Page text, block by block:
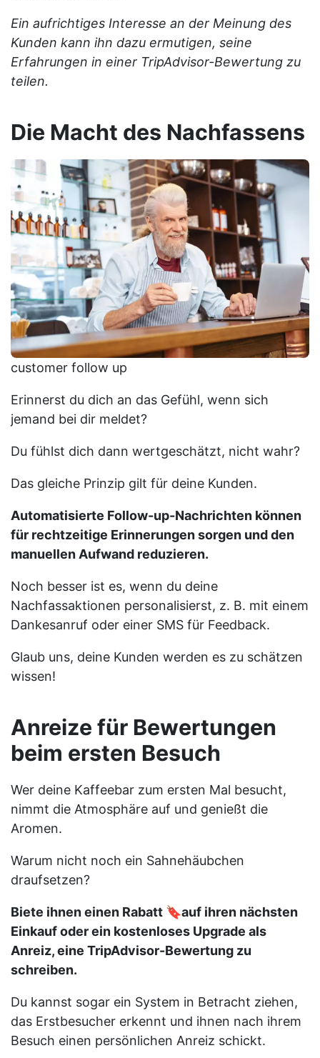
Ein aufrichtiges Interesse an der Meinung des
Kunden kann ihn dazu ermutigen, seine
Erfahrungen in einer TripAdvisor-Bewertung zu
teilen.
Die Macht des Nachfassens
customer follow up
Erinnerst du dich an das Gefühl, wenn sich
jemand bei dir meldet?
Du fühlst dich dann wertgeschätzt, nicht wahr?
Das gleiche Prinzip gilt für deine Kunden.
Automatisierte Follow-up-Nachrichten können
für rechtzeitige Erinnerungen sorgen und den
manuellen Aufwand reduzieren.
Noch besser ist es, wenn du deine
Nachfassaktionen personalisierst, z. B. mit einem
Dankesanruf oder einer SMS für Feedback.
Glaub uns, deine Kunden werden es zu schätzen
wissen!
Anreize für Bewertungen
beim ersten Besuch
Wer deine Kaffeebar zum ersten Mal besucht,
nimmt die Atmosphäre auf und genießt die
Aromen.
Warum nicht noch ein Sahnehäubchen
draufsetzen?
Biete ihnen einen Rabatt 🔖auf ihren nächsten
Einkauf oder ein kostenloses Upgrade als
Anreiz, eine TripAdvisor-Bewertung zu
schreiben.
Du kannst sogar ein System in Betracht ziehen,
das Erstbesucher erkennt und ihnen nach ihrem
Besuch einen persönlichen Anreiz schickt.